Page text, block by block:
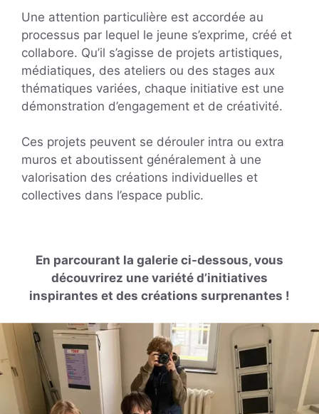
Une attention particulière est accordée au
processus par lequel le jeune s’exprime, créé et
collabore. Qu’il s’agisse de projets artistiques,
médiatiques, des ateliers ou des stages aux
thématiques variées, chaque initiative est une
démonstration d’engagement et de créativité.
Ces projets peuvent se dérouler intra ou extra
muros et aboutissent généralement à une
valorisation des créations individuelles et
collectives dans l’espace public.
En parcourant la galerie ci-dessous, vous
découvrirez une variété d’initiatives
inspirantes et des créations surprenantes !